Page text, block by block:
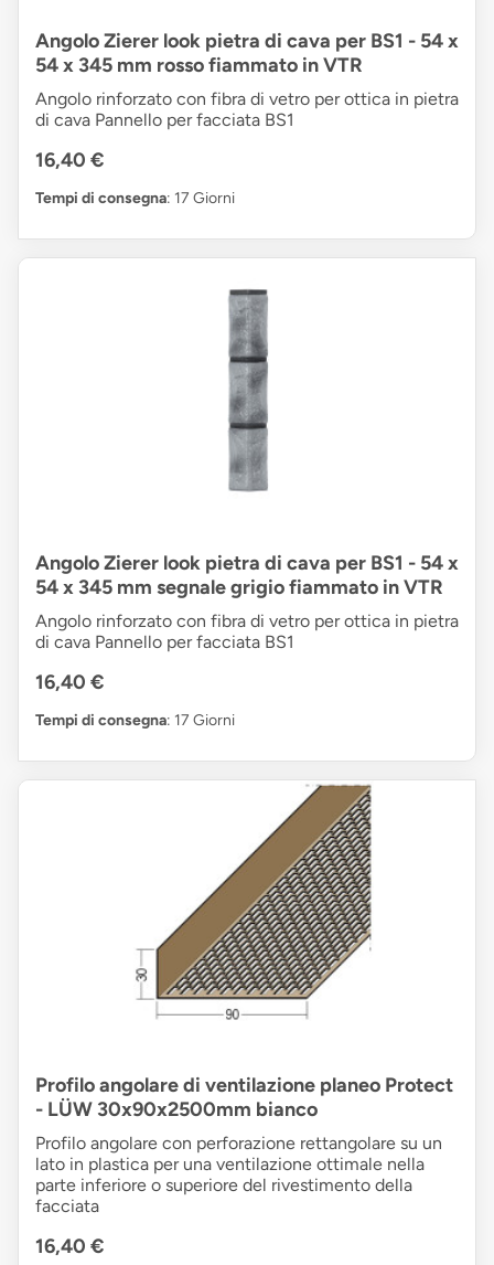
Angolo Zierer look pietra di cava per BS1 - 54 x
54 x 345 mm rosso fiammato in VTR
Angolo rinforzato con fibra di vetro per ottica in pietra
di cava Pannello per facciata BS1
16,40 €
Tempi di consegna: 17 Giorni
Angolo Zierer look pietra di cava per BS1 - 54 x
54 x 345 mm segnale grigio fiammato in VTR
Angolo rinforzato con fibra di vetro per ottica in pietra
di cava Pannello per facciata BS1
16,40 €
Tempi di consegna: 17 Giorni
Profilo angolare di ventilazione planeo Protect
- LÜW 30x90x2500mm bianco
Profilo angolare con perforazione rettangolare su un
lato in plastica per una ventilazione ottimale nella
parte inferiore o superiore del rivestimento della
facciata
16,40 €